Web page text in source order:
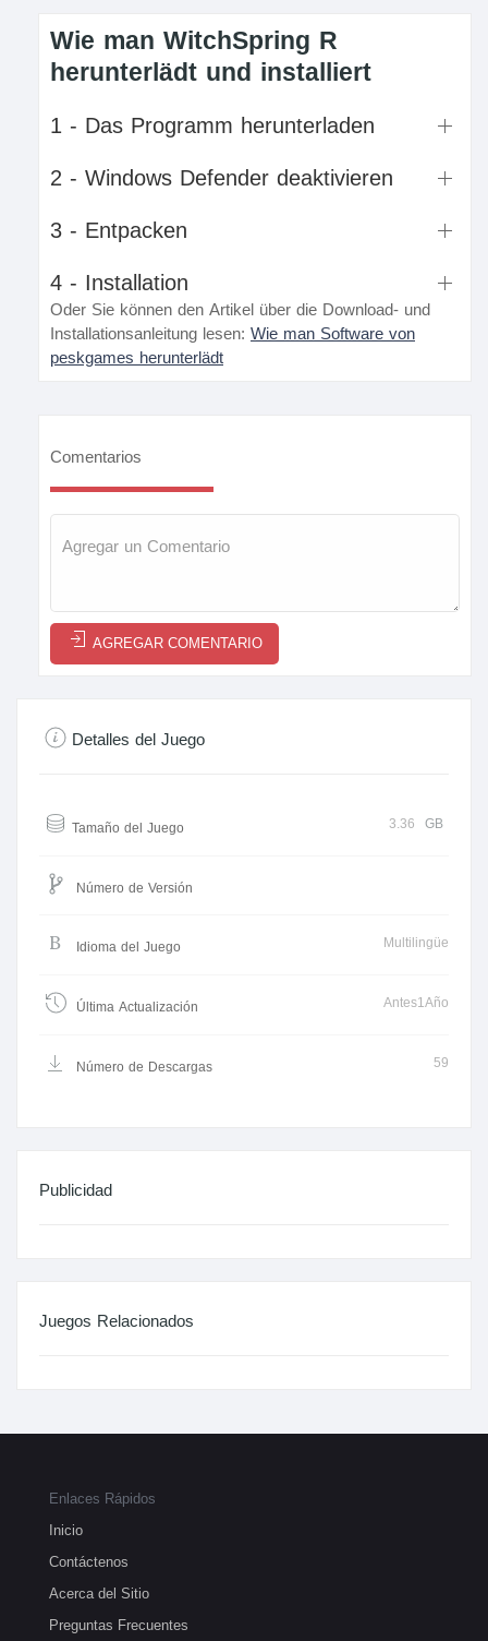
Wie man WitchSpring R
herunterlädt und installiert
1 - Das Programm herunterladen
2 - Windows Defender deaktivieren
3 - Entpacken
4 - Installation
Oder Sie können den Artikel über die Download- und
Installationsanleitung lesen: Wie man Software von
peskgames herunterlädt
Comentarios
AGREGAR COMENTARIO
Detalles del Juego
Tamaño del Juego 3.36 GB
Número de Versión
Idioma del Juego Multilingüe
Última Actualización Antes1Año
Número de Descargas 59
Publicidad
Juegos Relacionados
Enlaces Rápidos
Inicio
Contáctenos
Acerca del Sitio
Preguntas Frecuentes